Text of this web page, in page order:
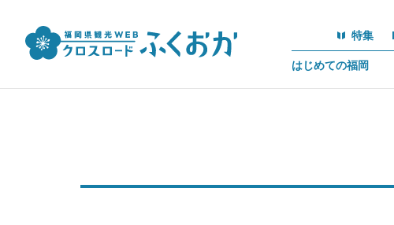
特集
はじめての福岡